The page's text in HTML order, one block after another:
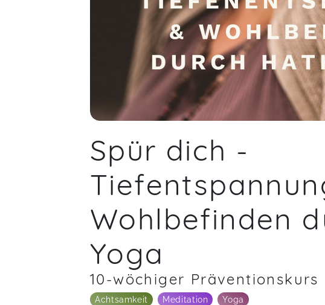
Spür dich -
Wohlbefinden
Yoga
10-wöchiger Präventionskurs
Achtsamkeit Meditation Yoga